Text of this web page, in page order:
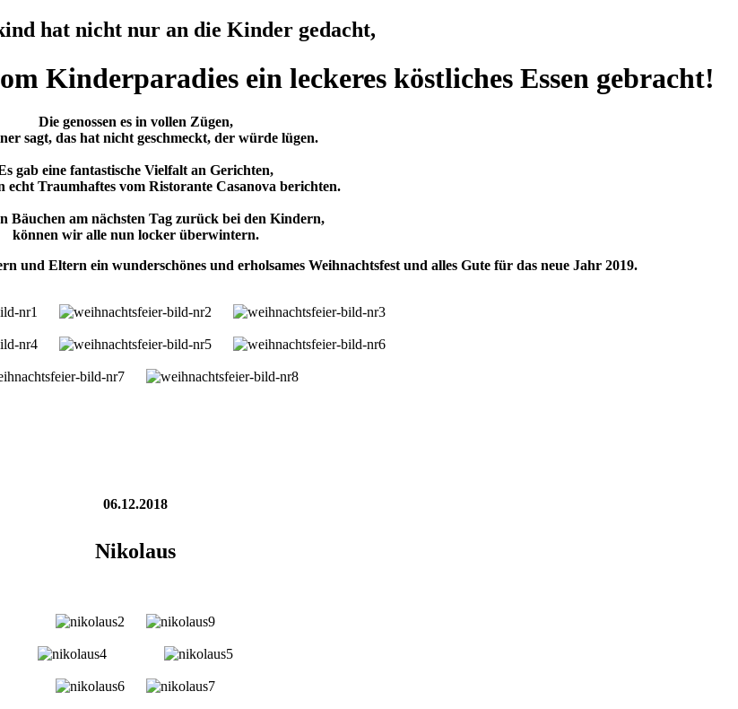
hat nicht nur an die Kinder gedacht,
Kinderparadies ein leckeres köstliches Essen gebracht!
Die genossen es in vollen Zügen,
sagt, das hat nicht geschmeckt, der würde lügen.
gab eine fantastische Vielfalt an Gerichten,
echt Traumhaftes vom Ristorante Casanova berichten.
Bäuchen am nächsten Tag zurück bei den Kindern,
können wir alle nun locker überwintern.
und Eltern ein wunderschönes und erholsames Weihnachtsfest und alles Gute für das neue Jahr 2019.
06.12.2018
Nikolaus